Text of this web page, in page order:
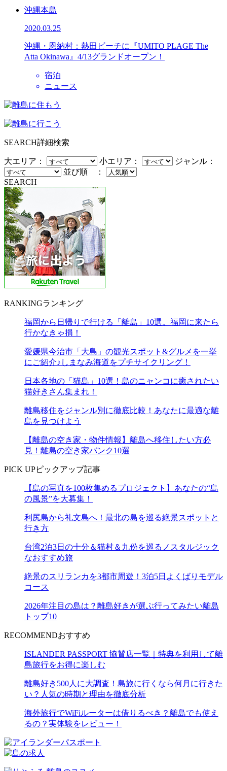
沖縄本島
2020.03.25
沖縄・恩納村：熱田ビーチに『UMITO PLAGE The
Atta Okinawa』4/13グランドオープン！
宿泊
ニュース
SEARCH詳細検索
大エリア： 小エリア：
ジャンル：
並び順 ：
SEARCH
RANKINGランキング
福岡から日帰りで行ける「離島」10選。福岡に来たら
行かなきゃ損！
愛媛県今治市「大島」の観光スポット&グルメを一挙
にご紹介♪しまなみ海道をプチサイクリング！
日本各地の「猫島」10選！島のニャンコに癒されたい
猫好きさん集まれ！
離島移住をジャンル別に徹底比較！あなたに最適な離
島を見つけよう
【離島の空き家・物件情報】離島へ移住したい方必
見！離島の空き家バンク10選
PICK UPピックアップ記事
【島の写真を100枚集めるプロジェクト】あなたの“島
の風景”を大募集！
利尻島から礼文島へ！最北の島を巡る絶景スポットと
行き方
台湾2泊3日の十分＆猫村＆九份を巡るノスタルジック
なおすすめ旅
絶景のスリランカを3都市周遊！3泊5日よくばりモデル
コース
2026年注目の島は？離島好きが選ぶ行ってみたい離島
トップ10
RECOMMENDおすすめ
ISLANDER PASSPORT 協賛店一覧｜特典を利用して離
島旅行をお得に楽しむ
離島好き500人に大調査！島旅に行くなら何月に行きた
い？人気の時期と理由を徹底分析
海外旅行でWiFiルーターは借りるべき？離島でも使え
るの？実体験をレビュー！